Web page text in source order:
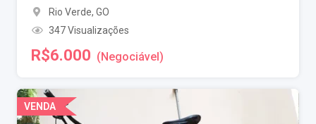
Rio Verde, GO
347 Visualizações
R$6.000 (Negociável)
VENDA